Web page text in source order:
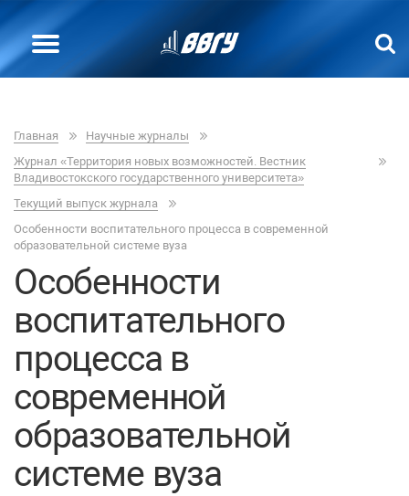
Главная
Научные журналы
Журнал «Территория новых возможностей. Вестник
Владивостокского государственного университета»
Текущий выпуск журнала
Особенности воспитательного процесса в современной
образовательной системе вуза
Особенности
воспитательного
процесса в
современной
образовательной
системе вуза